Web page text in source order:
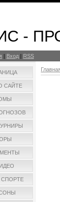
-
| Вход | RSS
САЙТЕ
Главная